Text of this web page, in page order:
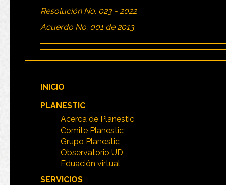
Resolución No. 023 - 2022
Acuerdo No. 001 de 2013
INICIO
PLANESTIC
Acerca de Planestic
Comite Planestic
Grupo Planestic
Observatorio UD
Eduación virtual
SERVICIOS